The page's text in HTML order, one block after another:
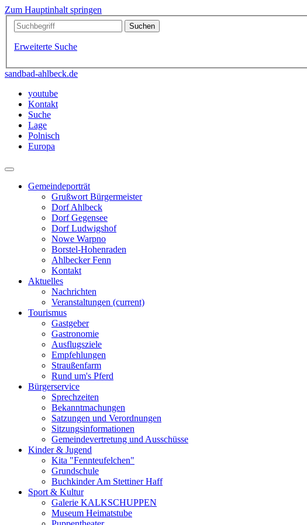
Zum Hauptinhalt springen
Erweiterte Suche
sandbad-ahlbeck.de
youtube
Kontakt
Suche
Lage
Polnisch
Europa
Gemeindeporträt
Grußwort Bürgermeister
Dorf Ahlbeck
Dorf Gegensee
Dorf Ludwigshof
Nowe Warpno
Borstel-Hohenraden
Ahlbecker Fenn
Kontakt
Aktuelles
Nachrichten
Veranstaltungen (current)
Tourismus
Gastgeber
Gastronomie
Ausflugsziele
Empfehlungen
Straußenfarm
Rund um's Pferd
Bürgerservice
Sprechzeiten
Bekanntmachungen
Satzungen und Verordnungen
Sitzungsinformationen
Gemeindevertretung und Ausschüsse
Kinder & Jugend
Kita "Fennteufelchen"
Grundschule
Buchkinder Am Stettiner Haff
Sport & Kultur
Galerie KALKSCHUPPEN
Museum Heimatstube